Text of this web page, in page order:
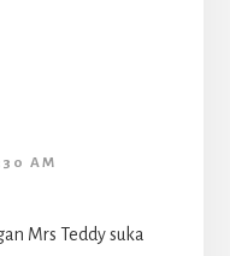
AM
Mrs Teddy suka